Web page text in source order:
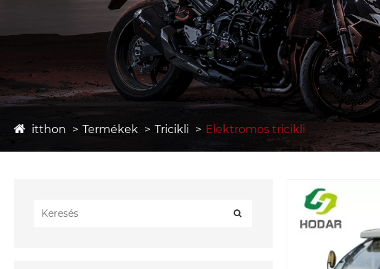
itthon Termékek Tricikli Elektromos tricikli